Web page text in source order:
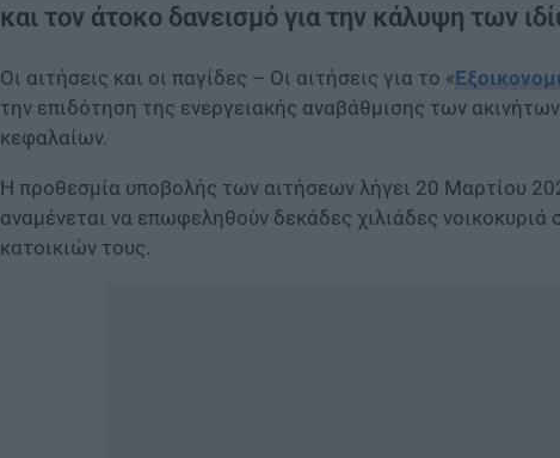
και τον άτοκο δανεισμό για την κάλυψη των
Οι αιτήσεις και οι παγίδες – Οι αιτήσεις για το «
την επιδότηση της ενεργειακής αναβάθμισης των
κεφαλαίων.
Η προθεσμία υποβολής των αιτήσεων λήγει 20 Μαρτίου
αναμένεται να επωφεληθούν δεκάδες χιλιάδες
κατοικιών τους.